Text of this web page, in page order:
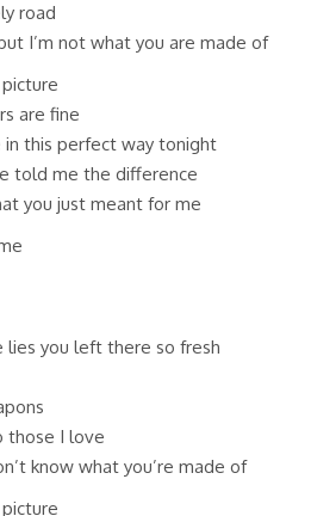
road
I’m not what you are made of
are fine
in this perfect way tonight
told me the difference
you just meant for me
you left there so fresh
those I love
know what you’re made of